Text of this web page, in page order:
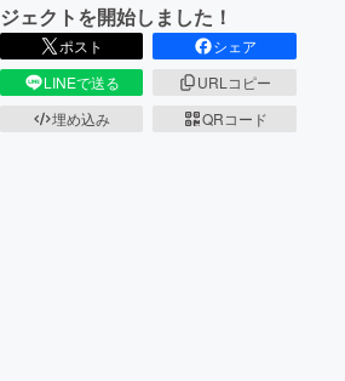
ジェクトを開始しました！
ポスト
シェア
LINEで送る
URLコピー
埋め込み
QRコード